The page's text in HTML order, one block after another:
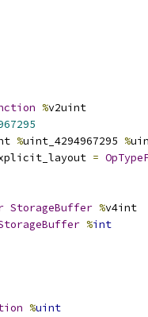
%v2uint
%uint_4294967295 %
=
StorageBuffer %v4int
%int
%uint